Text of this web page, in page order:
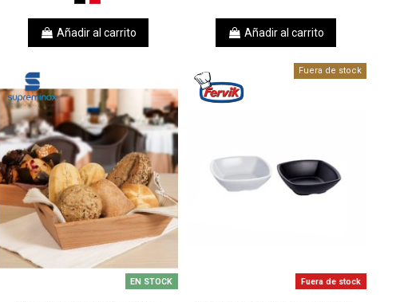
Añadir al carrito Añadir al carrito
EN STOCK
Fuera de stock
Fuera de stock